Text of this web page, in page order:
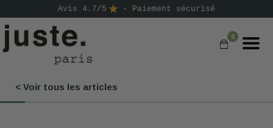
Avis 4.7/5 - Paiement sécurisé
0
< Voir tous les articles
COMMANDER